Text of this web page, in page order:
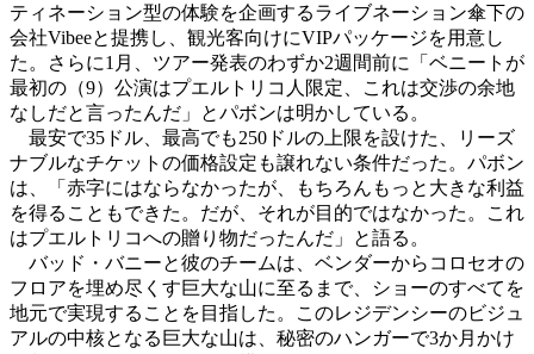
ティネーション型の体験を企画するライブネーション傘下の
会社Vibeeと提携し、観光客向けにVIPパッケージを用意し
た。さらに1月、ツアー発表のわずか2週間前に「ベニートが
最初の（9）公演はプエルトリコ人限定、これは交渉の余地
なしだと言ったんだ」とパボンは明かしている。
最安で35ドル、最高でも250ドルの上限を設けた、リーズ
ナブルなチケットの価格設定も譲れない条件だった。パボン
は、「赤字にはならなかったが、もちろんもっと大きな利益
を得ることもできた。だが、それが目的ではなかった。これ
はプエルトリコへの贈り物だったんだ」と語る。
バッド・バニーと彼のチームは、ベンダーからコロセオの
フロアを埋め尽くす巨大な山に至るまで、ショーのすべてを
地元で実現することを目指した。このレジデンシーのビジュ
アルの中核となる巨大な山は、秘密のハンガーで3か月かけ